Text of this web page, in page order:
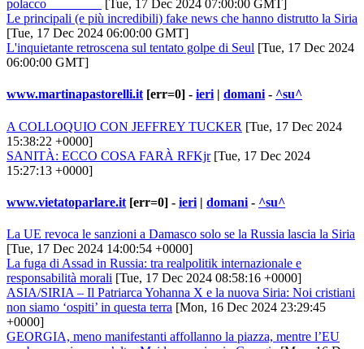
polacco
[Tue, 17 Dec 2024 07:00:00 GMT]
Le principali (e più incredibili) fake news che hanno distrutto la Siria
[Tue, 17 Dec 2024 06:00:00 GMT]
L'inquietante retroscena sul tentato golpe di Seul [Tue, 17 Dec 2024
06:00:00 GMT]
www.martinapastorelli.it [err=0] - ieri | domani - ^su^
A COLLOQUIO CON JEFFREY TUCKER [Tue, 17 Dec 2024
15:38:22 +0000]
SANITÀ: ECCO COSA FARÀ RFKjr[Tue, 17 Dec 2024
15:27:13 +0000]
www.vietatoparlare.it [err=0] - ieri | domani - ^su^
La UE revoca le sanzioni a Damasco solo se la Russia lascia la Siria
[Tue, 17 Dec 2024 14:00:54 +0000]
La fuga di Assad in Russia: tra realpolitik internazionale e
responsabilità morali [Tue, 17 Dec 2024 08:58:16 +0000]
ASIA/SIRIA – Il Patriarca Yohanna X e la nuova Siria: Noi cristiani
non siamo ‘ospiti’ in questa terra [Mon, 16 Dec 2024 23:29:45
+0000]
GEORGIA, meno manifestanti affollanno la piazza, mentre l’EU